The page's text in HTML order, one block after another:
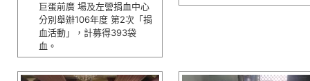
巨蛋前廣 場及左營捐血中心
分別舉辦106年度 第2次「捐
血活動」，計募得393袋
血。